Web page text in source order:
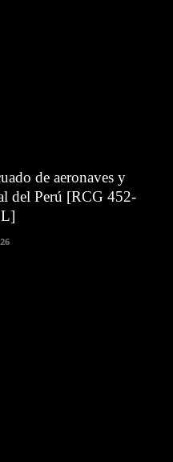
de aeronaves y
del Perú [RCG 452-